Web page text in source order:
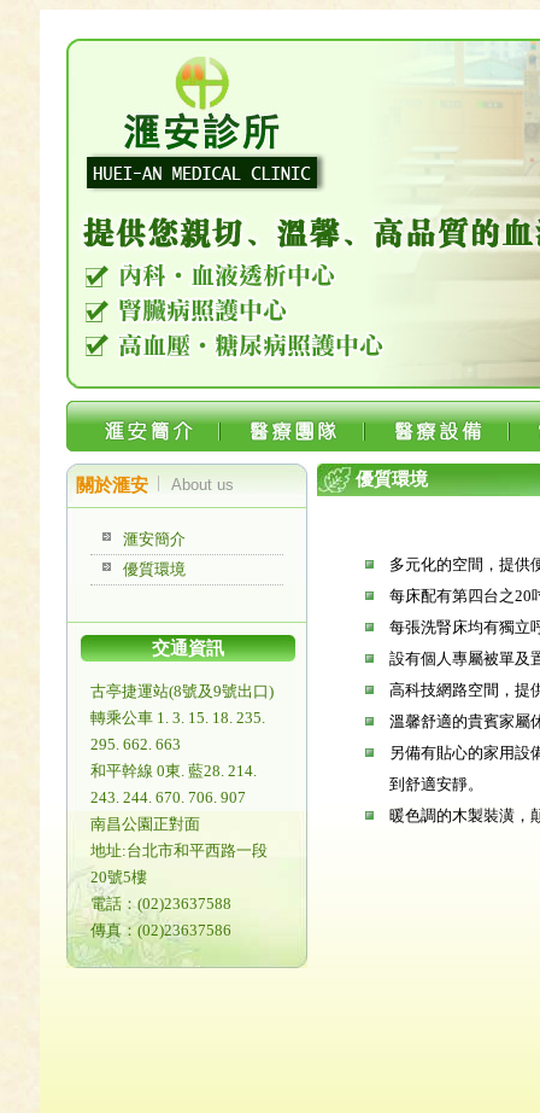
關於滙安 About us
滙安簡介
優質環境
交通資訊
古亭捷運站(8號及9號出口)
轉乘公車 1. 3. 15. 18. 235.
295. 662. 663
和平幹線 0東. 藍28. 214.
243. 244. 670. 706. 907
南昌公園正對面
地址:台北市和平西路一段
20號5樓
電話：(02)23637588
傳真：(02)23637586
優質環境
多元化的空間，提供
每床配有第四台之20
每張洗腎床均有獨立
設有個人專屬被單及
高科技網路空間，提
溫馨舒適的貴賓家屬
另備有貼心的家用設
到舒適安靜。
暖色調的木製裝潢，